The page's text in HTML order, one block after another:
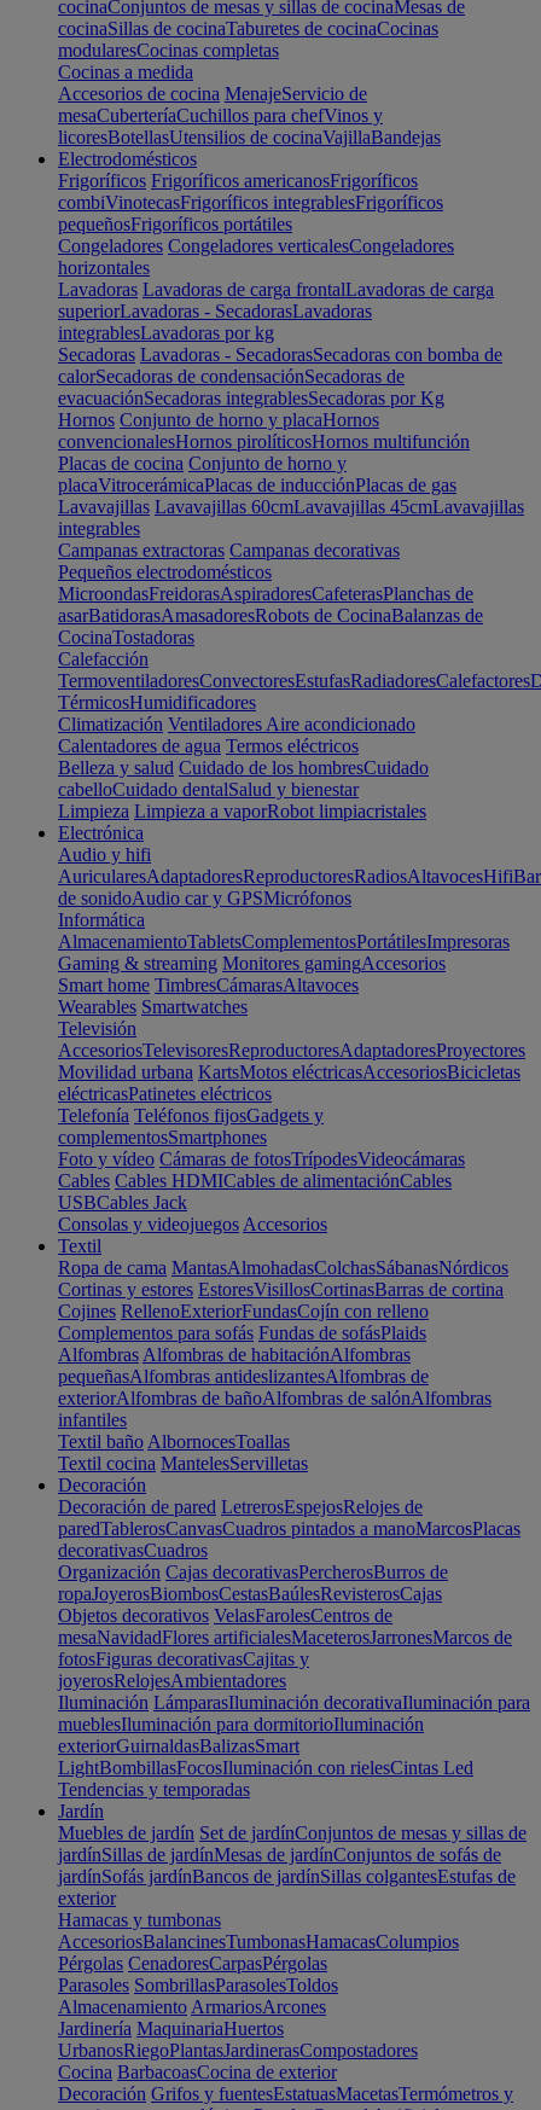
cocinaConjuntos de mesas y sillas de cocinaMesas de
cocinaSillas de cocinaTaburetes de cocinaCocinas
modularesCocinas completas
Cocinas a medida
Accesorios de cocina MenajeServicio de
mesaCuberteríaCuchillos para chefVinos y
licoresBotellasUtensilios de cocinaVajillaBandejas
Electrodomésticos
Frigoríficos Frigoríficos americanosFrigoríficos
combiVinotecasFrigoríficos integrablesFrigoríficos
pequeñosFrigoríficos portátiles
Congeladores Congeladores verticalesCongeladores
horizontales
Lavadoras Lavadoras de carga frontalLavadoras de carga
superiorLavadoras - SecadorasLavadoras
integrablesLavadoras por kg
Secadoras Lavadoras - SecadorasSecadoras con bomba de
calorSecadoras de condensaciónSecadoras de
evacuaciónSecadoras integrablesSecadoras por Kg
Hornos Conjunto de horno y placaHornos
convencionalesHornos pirolíticosHornos multifunción
Placas de cocina Conjunto de horno y
placaVitrocerámicaPlacas de inducciónPlacas de gas
Lavavajillas Lavavajillas 60cmLavavajillas 45cmLavavajillas
integrables
Campanas extractoras Campanas decorativas
Pequeños electrodomésticos
MicroondasFreidorasAspiradoresCafeterasPlanchas de
asarBatidorasAmasadoresRobots de CocinaBalanzas de
CocinaTostadoras
Calefacción
TermoventiladoresConvectoresEstufasRadiadoresCalefactores
TérmicosHumidificadores
Climatización Ventiladores Aire acondicionado
Calentadores de agua Termos eléctricos
Belleza y salud Cuidado de los hombresCuidado
cabelloCuidado dentalSalud y bienestar
Limpieza Limpieza a vaporRobot limpiacristales
Electrónica
Audio y hifi
AuricularesAdaptadoresReproductoresRadiosAltavocesHifi
de sonidoAudio car y GPSMicrófonos
Informática
AlmacenamientoTabletsComplementosPortátilesImpresoras
Gaming & streaming Monitores gamingAccesorios
Smart home TimbresCámarasAltavoces
Wearables Smartwatches
Televisión
AccesoriosTelevisoresReproductoresAdaptadoresProyectores
Movilidad urbana KartsMotos eléctricasAccesoriosBicicletas
eléctricasPatinetes eléctricos
Telefonía Teléfonos fijosGadgets y
complementosSmartphones
Foto y vídeo Cámaras de fotosTrípodesVideocámaras
Cables Cables HDMICables de alimentaciónCables
USBCables Jack
Consolas y videojuegos Accesorios
Textil
Ropa de cama MantasAlmohadasColchasSábanasNórdicos
Cortinas y estores EstoresVisillosCortinasBarras de cortina
Cojines RellenoExteriorFundasCojín con relleno
Complementos para sofás Fundas de sofásPlaids
Alfombras Alfombras de habitaciónAlfombras
pequeñasAlfombras antideslizantesAlfombras de
exteriorAlfombras de bañoAlfombras de salónAlfombras
infantiles
Textil baño AlbornocesToallas
Textil cocina MantelesServilletas
Decoración
Decoración de pared LetrerosEspejosRelojes de
paredTablerosCanvasCuadros pintados a manoMarcosPlacas
decorativasCuadros
Organización Cajas decorativasPercherosBurros de
ropaJoyerosBiombosCestasBaúlesRevisterosCajas
Objetos decorativos VelasFarolesCentros de
mesaNavidadFlores artificialesMaceterosJarronesMarcos de
fotosFiguras decorativasCajitas y
joyerosRelojesAmbientadores
Iluminación LámparasIluminación decorativaIluminación para
mueblesIluminación para dormitorioIluminación
exteriorGuirnaldasBalizasSmart
LightBombillasFocosIluminación con rielesCintas Led
Tendencias y temporadas
Jardín
Muebles de jardín Set de jardínConjuntos de mesas y sillas de
jardínSillas de jardínMesas de jardínConjuntos de sofás de
jardínSofás jardínBancos de jardínSillas colgantesEstufas de
exterior
Hamacas y tumbonas
AccesoriosBalancinesTumbonasHamacasColumpios
Pérgolas CenadoresCarpasPérgolas
Parasoles SombrillasParasolesToldos
Almacenamiento ArmariosArcones
Jardinería MaquinariaHuertos
UrbanosRiegoPlantasJardinerasCompostadores
Cocina BarbacoasCocina de exterior
Decoración Grifos y fuentesEstatuasMacetasTermómetros y